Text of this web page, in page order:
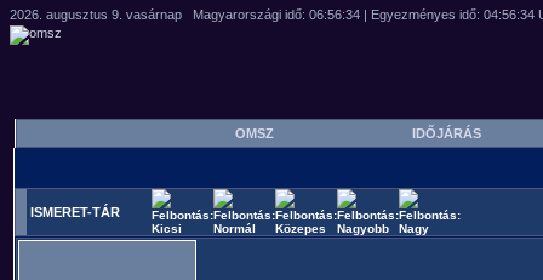
OMSZ IDŐJÁRÁS
ISMERET-TÁR